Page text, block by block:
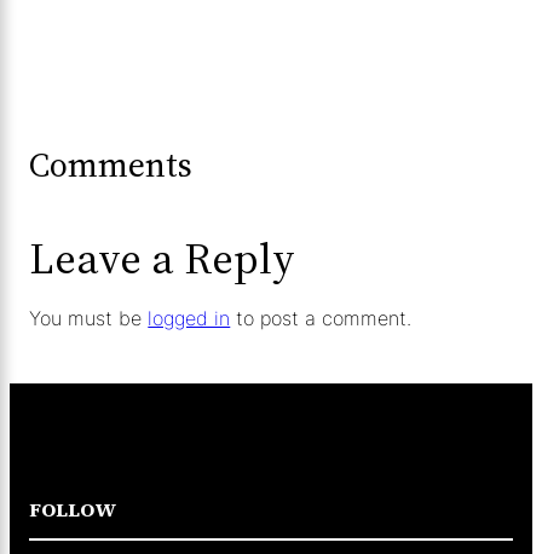
Comments
Leave a Reply
You must be logged in to post a comment.
FOLLOW